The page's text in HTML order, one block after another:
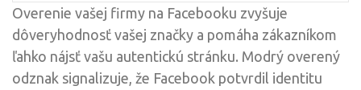
Overenie vašej firmy na Facebooku zvyšuje
dôveryhodnosť vašej značky a pomáha zákazníkom
ľahko nájsť vašu autentickú stránku. Modrý overený
odznak signalizuje, že Facebook potvrdil identitu